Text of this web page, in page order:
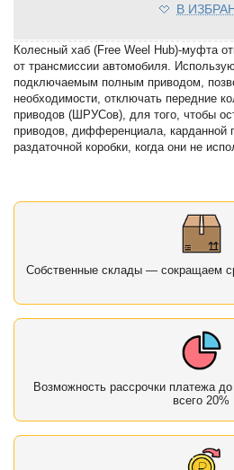
В
Колесный хаб (Free Weel Hub)-муфта
от трансмиссии автомобиля.
подключаемым полным приводом,
необходимости, отключать передние
приводов (ШРУСов), для того, чтобы
приводов, дифференциала, карданной
раздаточной коробки, когда они не
Собственные склады — сокращаем
Возможность рассрочки платежа
всего 20%